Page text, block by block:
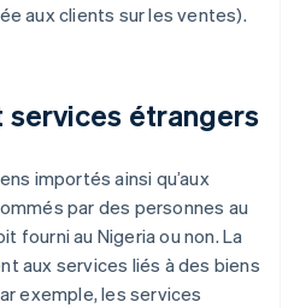
aux clients sur les ventes).
étrangers
importés ainsi qu’aux
par des personnes au
fourni au Nigeria ou non. La
aux services liés à des biens
exemple, les services